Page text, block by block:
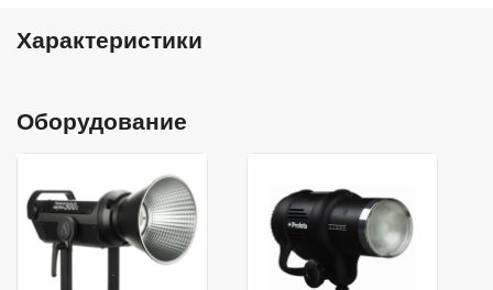
Характеристики
Оборудование